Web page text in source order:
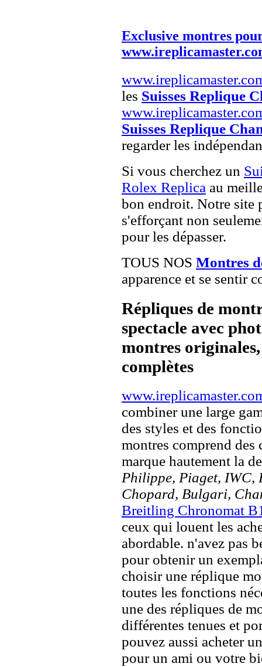
Exclusive montres
les Suisses Replique
Suisses Replique
regarder les
Si vous cherchez un
Rolex Replica au
bon endroit. Notre site
s'efforçant non
pour les dépasser.
TOUS NOS Montres
apparence et se sentir
Répliques de
spectacle avec
montres
complètes
combiner une large
des styles et des
montres comprend des
marque hautement la
Philippe, Piaget, IWC,
Chopard, Bulgari,
Breitling Chronomat
ceux qui louent les
abordable. n'avez pas
pour obtenir un
choisir une réplique
toutes les fonctions
une des répliques de
différentes tenues et
pouvez aussi acheter
pour un ami ou votre